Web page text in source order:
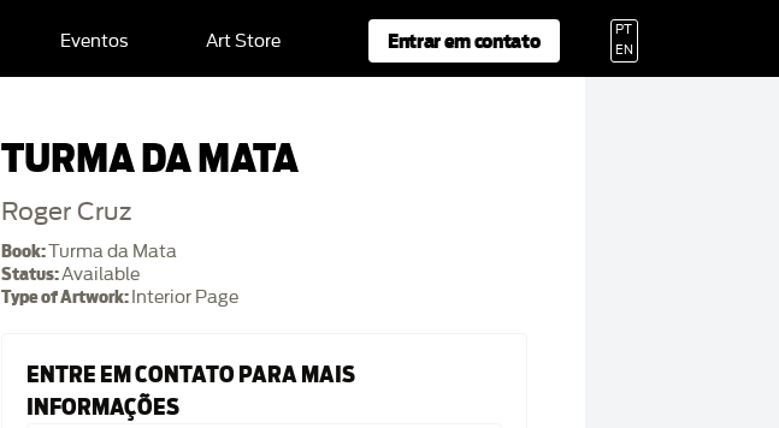
Eventos Art Store Entrar em contato
PT
EN
TURMA DA MATA
Roger Cruz
Book:Turma da Mata
Status:Available
Type of Artwork: Interior Page
ENTRE EM CONTATO PARA MAIS
INFORMAÇÕES